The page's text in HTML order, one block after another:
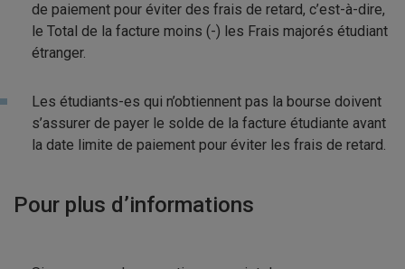
de paiement pour éviter des frais de retard, c’est-à-dire,
le Total de la facture moins (-) les Frais majorés étudiant
étranger.
Les étudiants-es qui n’obtiennent pas la bourse doivent
s’assurer de payer le solde de la facture étudiante avant
la date limite de paiement pour éviter les frais de retard.
Pour plus d’informations